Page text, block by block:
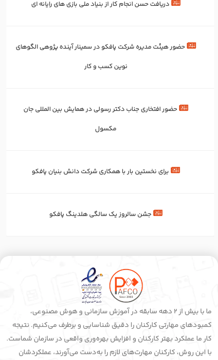
دریافت حسن انجام کار از بنیاد ملی بازی های رایانه ای
حضور هیئت مدیره شرکت پافکو در سمینار آینده پژوهی الگوهای
نوین کسب و کار
حضور افتخاری جناب دکتر رسولی در همایش بین المللی جان
مکسول
برای‌ نخستین‌ بار با همکاری شرکت دانش بنیان پافکو
جشن سالروز یک سالگی هلدینگ پافکو
ما با بیش از 2 دهه سابقه در آموزش سازمانی و هوش مصنوعی،
کمبودهای مهارتی کارکنان را دقیق شناسایی و برطرف می‌کنیم. نتیجه
کار ما عملکرد بهتر کارکنان و افزایش بهره‌وری واقعی در سازمان شماست.
با این روش، کارکنان مهارت‌های لازم را به‌دست می‌آورند، عملکردشان